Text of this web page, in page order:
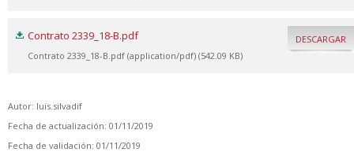
Contrato 2339_18-B.pdf
Contrato 2339_18-B.pdf (application/pdf) (542.09 KB)
DESCARGAR
Autor: luis.silvadif
Fecha de actualización: 01/11/2019
Fecha de validación: 01/11/2019